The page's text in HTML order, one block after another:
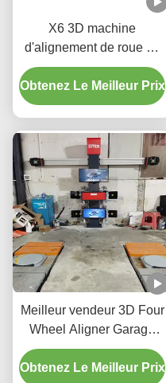
X6 3D machine
d'alignement de roue de
voiture pour atelier
automobile
Obtenez Le Meilleur Prix
Meilleur vendeur 3D Four
Wheel Aligner Garage
Equipment Machine
d'alignement de roue de
Obtenez Le Meilleur Prix